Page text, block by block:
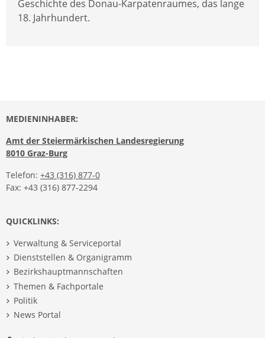
Geschichte des Donau-Karpatenraumes, das lange
18. Jahrhundert.
MEDIENINHABER:
Amt der Steiermärkischen Landesregierung
8010 Graz-Burg
Telefon: +43 (316) 877-0
Fax: +43 (316) 877-2294
QUICKLINKS:
Verwaltung & Serviceportal
Dienststellen & Organigramm
Bezirkshauptmannschaften
Themen & Fachportale
Politik
News Portal